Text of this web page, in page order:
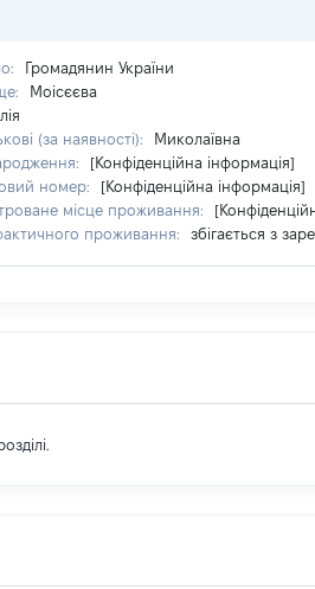
Громадянин України
Моісєєва
(за наявності):
Миколаївна
[Конфіденційна інформація]
номер:
[Конфіденційна інформація]
місце проживання:
проживання:
збігається з